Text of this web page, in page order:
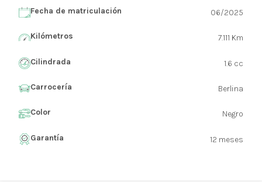
Fecha de matriculación 06/2025
Kilómetros 7.111 Km
Cilindrada 1.6 cc
Carrocería Berlina
Color Negro
Garantía 12 meses